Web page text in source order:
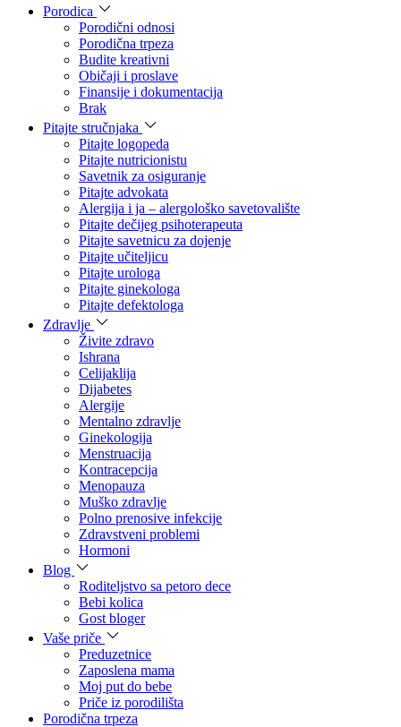
Porodica
Porodični odnosi
Porodična trpeza
Budite kreativni
Običaji i proslave
Finansije i dokumentacija
Brak
Pitajte stručnjaka
Pitajte logopeda
Pitajte nutricionistu
Savetnik za osiguranje
Pitajte advokata
Alergija i ja – alergološko savetovalište
Pitajte dečijeg psihoterapeuta
Pitajte savetnicu za dojenje
Pitajte učiteljicu
Pitajte urologa
Pitajte ginekologa
Pitajte defektologa
Zdravlje
Živite zdravo
Ishrana
Celijaklija
Dijabetes
Alergije
Mentalno zdravlje
Ginekologija
Menstruacija
Kontracepcija
Menopauza
Muško zdravlje
Polno prenosive infekcije
Zdravstveni problemi
Hormoni
Blog
Roditeljstvo sa petoro dece
Bebi kolica
Gost bloger
Vaše priče
Preduzetnice
Zaposlena mama
Moj put do bebe
Priče iz porodilišta
Porodična trpeza